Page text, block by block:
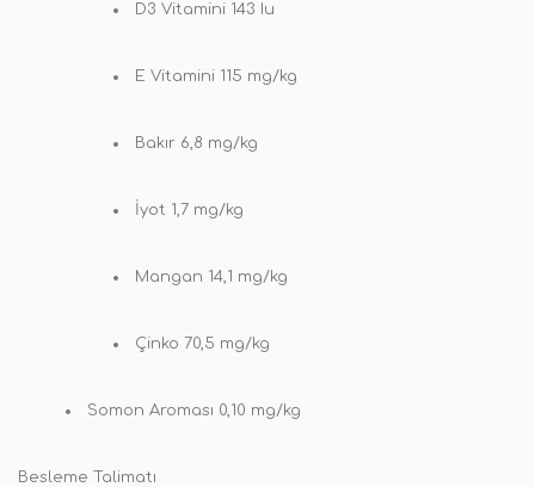
D3 Vitamini 143 Iu
E Vitamini 115 mg/kg
Bakır 6,8 mg/kg
İyot 1,7 mg/kg
Mangan 14,1 mg/kg
Çinko 70,5 mg/kg
Somon Aroması 0,10 mg/kg
Besleme Talimatı